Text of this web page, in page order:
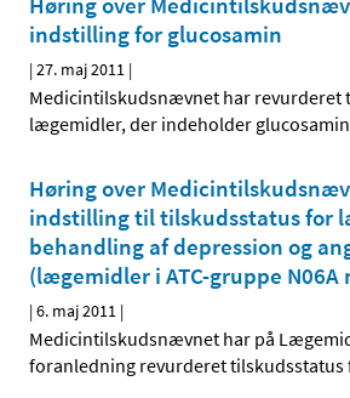
indstilling for glucosamin
|27. maj 2011 |
Medicintilskudsnævnet har revurderet
lægemidler, der indeholder
Høring over
indstilling til tilskudsstatus for
behandling af depression og
(lægemidler i ATC-gruppe N06A
|6. maj 2011 |
Medicintilskudsnævnet har på
foranledning revurderet